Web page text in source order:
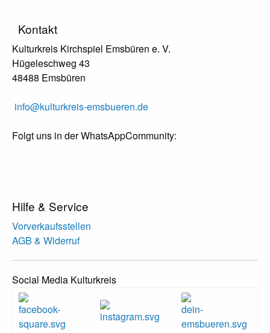
Kontakt
Kulturkreis Kirchspiel Emsbüren e. V.
Hügeleschweg 43
48488 Emsbüren
info@kulturkreis-emsbueren.de
Folgt uns in der WhatsAppCommunity:
Hilfe & Service
Vorverkaufsstellen
AGB & Widerruf
Social Media Kulturkreis